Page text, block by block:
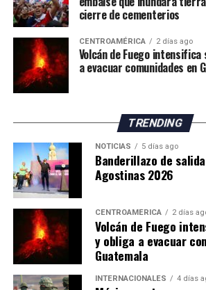
cierre de cementerios
CENTROAMÉRICA 2 días ago
Volcán de Fuego
a evacuar comunidades en
TRENDING
NOTICIAS 5 días ago
Banderillazo de
Agostinas 2026
CENTROAMÉRICA 2 días
Volcán de Fuego
y obliga a evacuar
Guatemala
INTERNACIONALES 4 días